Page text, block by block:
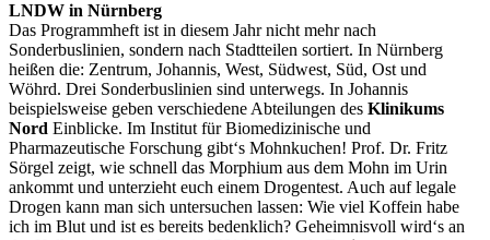
LNDW in Nürnberg
Das Programmheft ist in diesem Jahr nicht mehr nach
Sonderbuslinien, sondern nach Stadtteilen sortiert. In Nürnberg
heißen die: Zentrum, Johannis, West, Südwest, Süd, Ost und
Wöhrd. Drei Sonderbuslinien sind unterwegs. In Johannis
beispielsweise geben verschiedene Abteilungen des Klinikums
Nord Einblicke. Im Institut für Biomedizinische und
Pharmazeutische Forschung gibt‘s Mohnkuchen! Prof. Dr. Fritz
Sörgel zeigt, wie schnell das Morphium aus dem Mohn im Urin
ankommt und unterzieht euch einem Drogentest. Auch auf legale
Drogen kann man sich untersuchen lassen: Wie viel Koffein habe
ich im Blut und ist es bereits bedenklich? Geheimnisvoll wird‘s an